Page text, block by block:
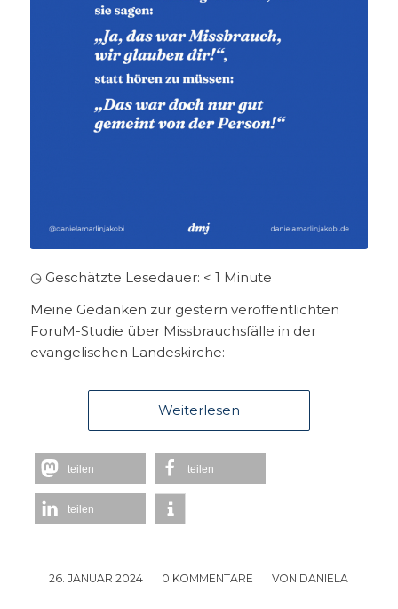
◷ Geschätzte Lesedauer: < 1 Minute
Meine Gedanken zur gestern veröffentlichten
ForuM-Studie über Missbrauchsfälle in der
evangelischen Landeskirche:
Weiterlesen
teilen teilen
teilen
26. JANUAR 2024
/ 0 KOMMENTARE
/ VON DANIELA